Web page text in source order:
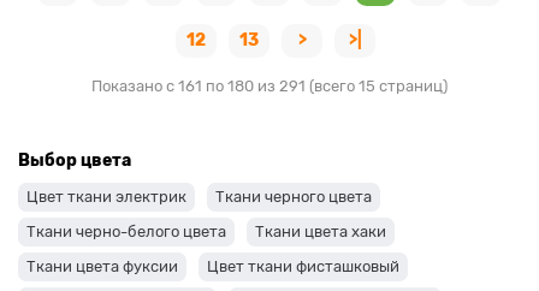
12 13 > >|
Показано с 161 по 180 из 291 (всего 15 страниц)
Выбор цвета
Цвет ткани электрик
Ткани черного цвета
Ткани черно-белого цвета
Ткани цвета хаки
Ткани цвета фуксии
Цвет ткани фисташковый